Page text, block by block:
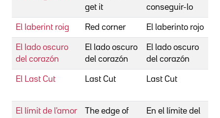
get it
conseguir-lo
El laberint roig Red corner El laberinto rojo
El lado oscuro
del corazón
El lado oscuro
del corazón
El lado oscuro
del corazón
El Last Cut Last Cut Last Cut
El límit de l'amor
The edge of
En el límite del